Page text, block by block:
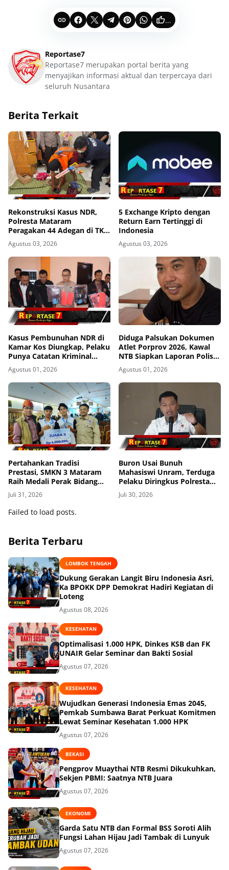
...
Reportase7
Reportase7 merupakan portal berita yang
menyajikan informasi aktual dan terpercaya dari
seluruh Nusantara
Berita Terkait
Rekonstruksi Kasus NDR,
Polresta Mataram
Peragakan 44 Adegan di TKP
Kos Gomong
Agustus 03, 2026
5 Exchange Kripto dengan
Return Earn Tertinggi di
Indonesia
Agustus 03, 2026
Kasus Pembunuhan NDR di
Kamar Kos Diungkap, Pelaku
Punya Catatan Kriminal
Kekerasan
Agustus 01, 2026
Diduga Palsukan Dokumen
Atlet Porprov 2026, Kawal
NTB Siapkan Laporan Polisi
ke Polda NTB
Agustus 01, 2026
Pertahankan Tradisi
Prestasi, SMKN 3 Mataram
Raih Medali Perak Bidang
Robotics di LKS Tingkat
Provinsi 2026
Juli 31, 2026
Buron Usai Bunuh
Mahasiswi Unram, Terduga
Pelaku Diringkus Polresta
Mataram di Gomong
Juli 30, 2026
Failed to load posts.
Berita Terbaru
LOMBOK TENGAH
Dukung Gerakan Langit Biru Indonesia Asri,
Ka BPOKK DPP Demokrat Hadiri Kegiatan di
Loteng
Agustus 08, 2026
KESEHATAN
Optimalisasi 1.000 HPK, Dinkes KSB dan FK
UNAIR Gelar Seminar dan Bakti Sosial
Agustus 07, 2026
KESEHATAN
Wujudkan Generasi Indonesia Emas 2045,
Pemkab Sumbawa Barat Perkuat Komitmen
Lewat Seminar Kesehatan 1.000 HPK
Agustus 07, 2026
BEKASI
Pengprov Muaythai NTB Resmi Dikukuhkan,
Sekjen PBMI: Saatnya NTB Juara
Agustus 07, 2026
EKONOMI
Garda Satu NTB dan Formal BSS Soroti Alih
Fungsi Lahan Hijau Jadi Tambak di Lunyuk
Agustus 07, 2026